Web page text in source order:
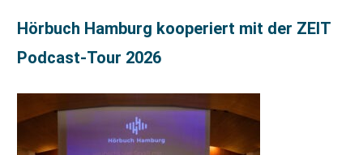
Hörbuch Hamburg kooperiert mit der ZEIT
Podcast-Tour 2026